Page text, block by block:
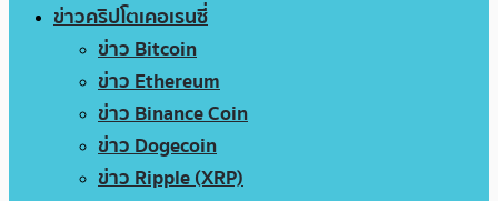
ข่าวคริปโตเคอเรนซี่
ข่าว Bitcoin
ข่าว Ethereum
ข่าว Binance Coin
ข่าว Dogecoin
ข่าว Ripple (XRP)